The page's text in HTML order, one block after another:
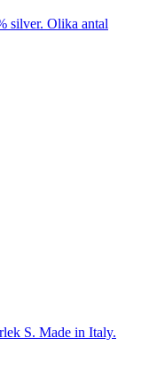
silver. Olika antal
S. Made in Italy.